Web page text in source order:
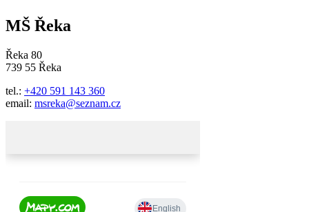
MŠ Řeka
Řeka 80
739 55 Řeka
tel.: +420 591 143 360
email: msreka@seznam.cz